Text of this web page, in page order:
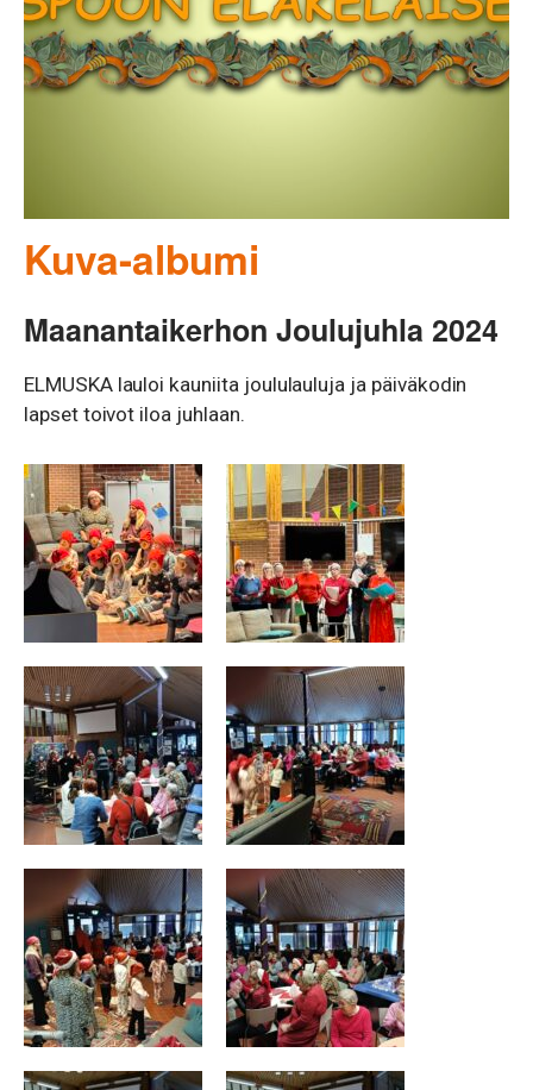
Kuva-albumi
Maanantaikerhon Joulujuhla 2024
ELMUSKA lauloi kauniita joululauluja ja päiväkodin
lapset toivot iloa juhlaan.